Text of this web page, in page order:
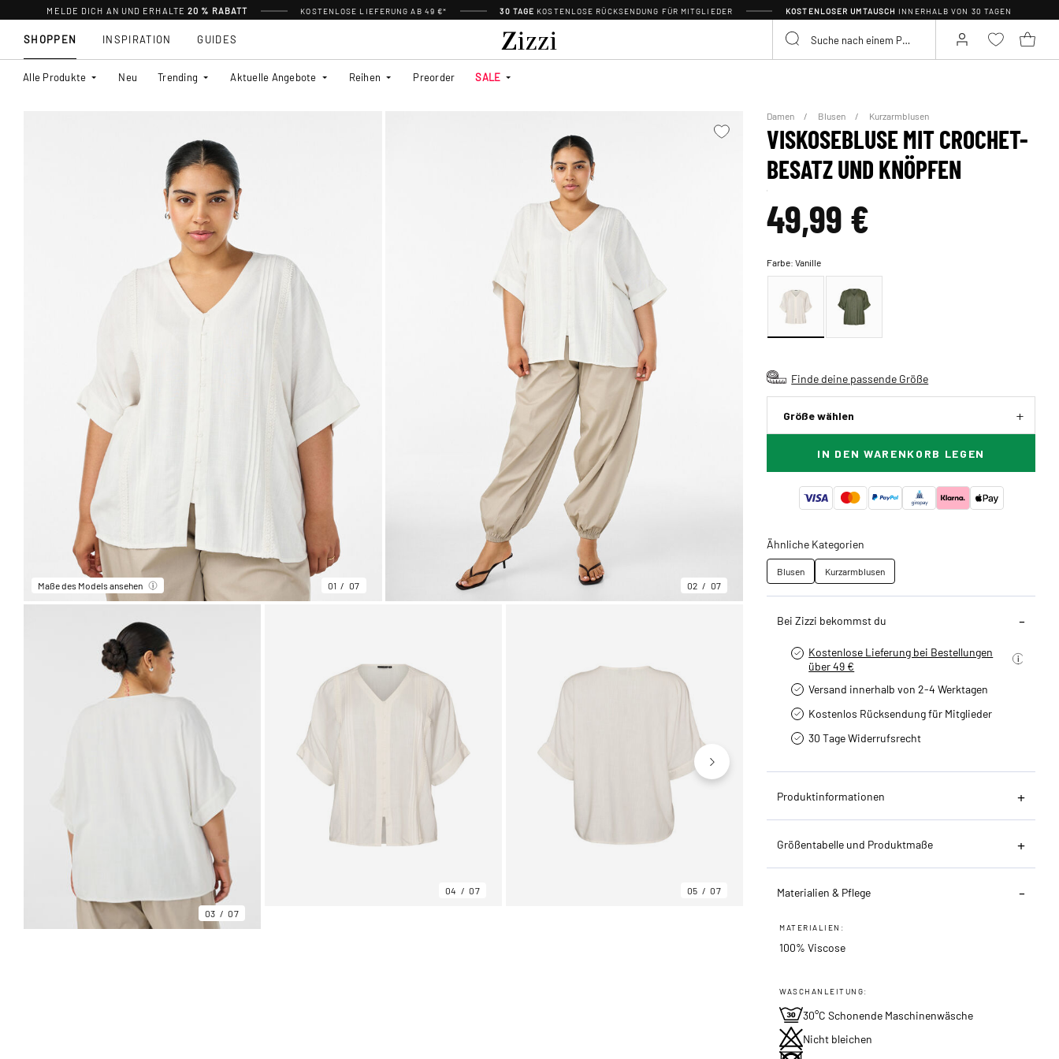
MELDE DICH AN UND ERHALTE20 % RABATT KOSTENLOSE LIEFERUNG AB 49 €* 30 TAGE KOSTENLOSE RÜCKSENDUNG FÜR MITGLIEDER KOSTENLOSER UMTAUSCH INNERHALB VON 30 TAGEN
SHOPPEN
Alle Produkte Neu Trending Aktuelle Angebote Reihen Preorder SALE
INSPIRATION GUIDES
Maße des Models ansehen 01 07 02 07
03 07
04 07 05 07
Damen Blusen Kurzarmblusen
VISKOSEBLUSE MIT CROCHET-
BESATZ UND KNÖPFEN
49,99 €
Farbe:Vanille
Finde deine passende Größe
Größe wählen
IN DEN WARENKORB LEGEN
Ähnliche Kategorien
Blusen Kurzarmblusen
Bei Zizzi bekommst du
Kostenlose Lieferung bei Bestellungen
über 49 €
Versand innerhalb von 2-4 Werktagen
Kostenlos Rücksendung für Mitglieder
30 Tage Widerrufsrecht
Produktinformationen
Größentabelle und Produktmaße
Materialien & Pflege
MATERIALIEN:
100% Viscose
WASCHANLEITUNG:
30°C Schonende Maschinenwäsche
Nicht bleichen